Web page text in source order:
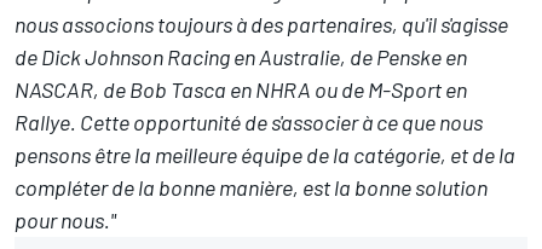
nous associons toujours à des partenaires, qu'il s'agisse
de Dick Johnson Racing en Australie, de Penske en
NASCAR, de Bob Tasca en NHRA ou de M-Sport en
Rallye. Cette opportunité de s'associer à ce que nous
pensons être la meilleure équipe de la catégorie, et de la
compléter de la bonne manière, est la bonne solution
pour nous."